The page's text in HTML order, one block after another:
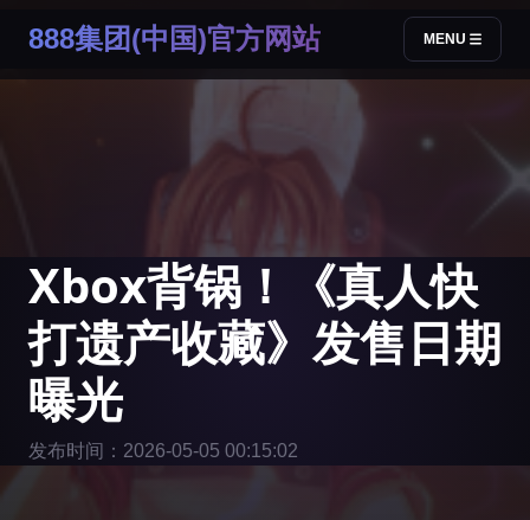
888集团(中国)官方网站 MENU
Xbox背锅！《真人快
打遗产收藏》发售日期
曝光
发布时间：2026-05-05 00:15:02